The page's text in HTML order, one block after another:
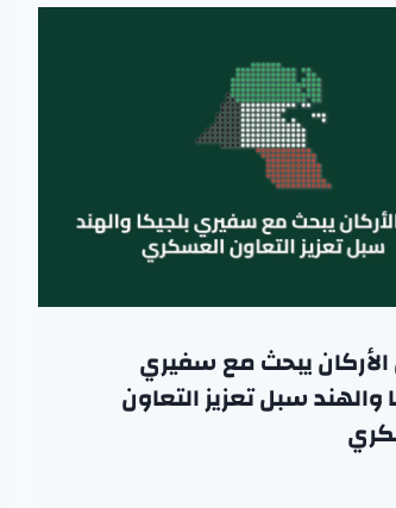
يبحث مع سفيري
والهند سبل تعزيز التعاون